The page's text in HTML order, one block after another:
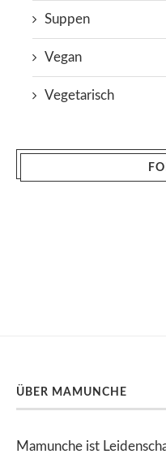
Suppen
Vegan
Vegetarisch
ÜBER MAMUNCHE
Mamunche ist